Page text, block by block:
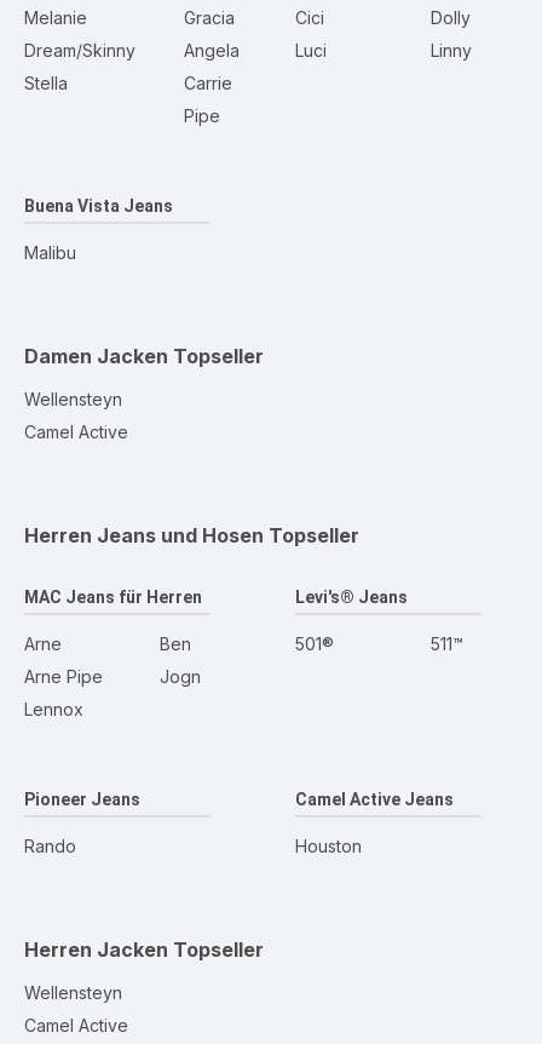
Melanie
Dream/Skinny
Stella
Gracia
Angela
Carrie
Pipe
Cici
Luci
Dolly
Linny
Buena Vista Jeans
Malibu
Damen Jacken Topseller
Wellensteyn
Camel Active
Herren Jeans und Hosen Topseller
MAC Jeans für Herren
Arne
Arne Pipe
Lennox
Ben
Jogn
Levi's® Jeans
501® 511™
Pioneer Jeans
Rando
Camel Active Jeans
Houston
Herren Jacken Topseller
Wellensteyn
Camel Active